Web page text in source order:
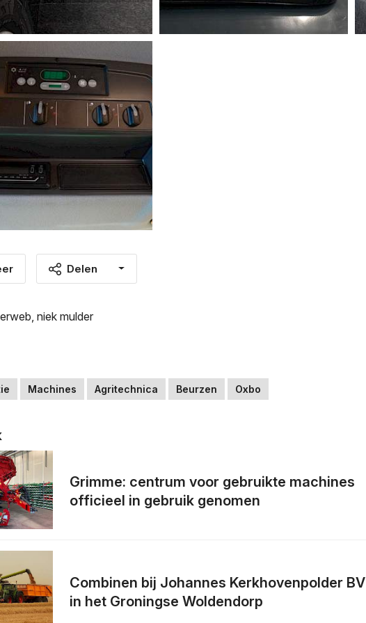
Delen
niek mulder
Machines Agritechnica Beurzen Oxbo
Grimme: centrum voor gebruikte machines
officieel in gebruik genomen
Combinen bij Johannes Kerkhovenpolder BV
in het Groningse Woldendorp